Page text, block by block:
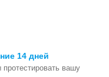
14 дней
вашу